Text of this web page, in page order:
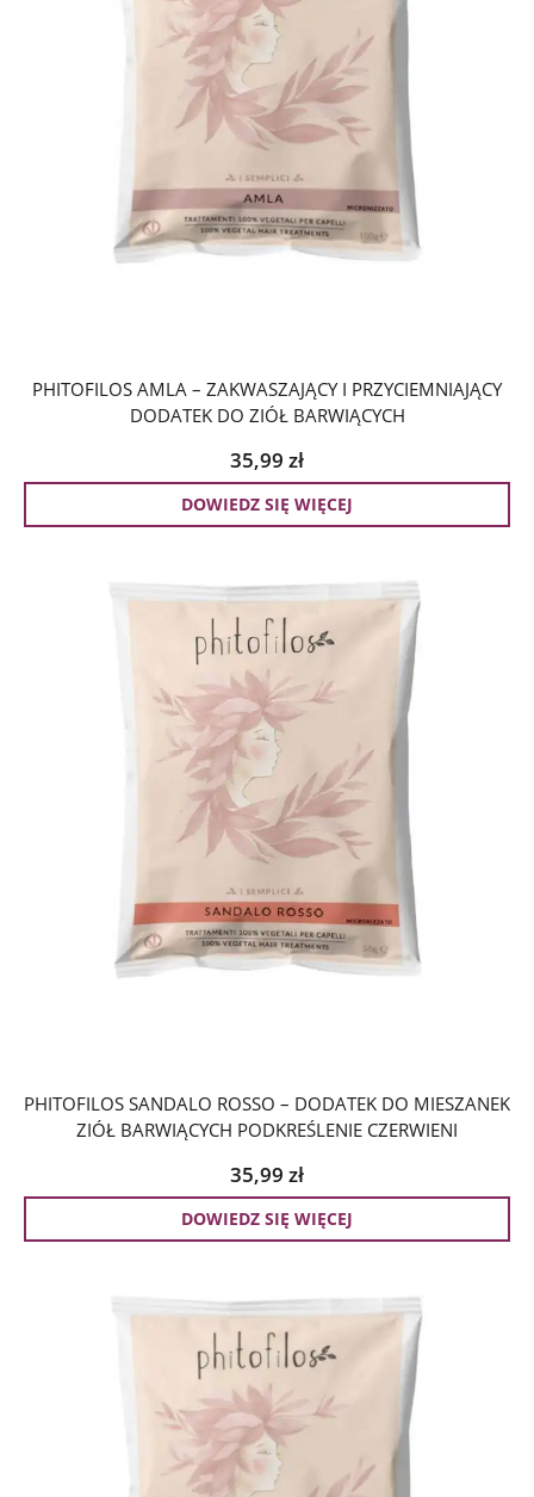
PHITOFILOS AMLA – ZAKWASZAJĄCY I PRZYCIEMNIAJĄCY
DODATEK DO ZIÓŁ BARWIĄCYCH
35,99 zł
DOWIEDZ SIĘ WIĘCEJ
PHITOFILOS SANDALO ROSSO – DODATEK DO MIESZANEK
ZIÓŁ BARWIĄCYCH PODKREŚLENIE CZERWIENI
35,99 zł
DOWIEDZ SIĘ WIĘCEJ